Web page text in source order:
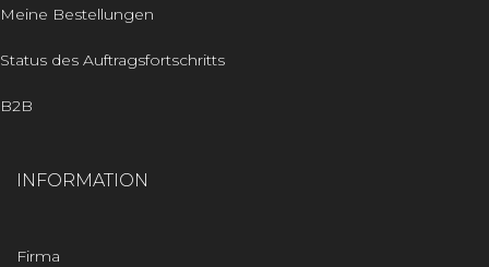
Meine Bestellungen
Status des Auftragsfortschritts
B2B
INFORMATION
Firma